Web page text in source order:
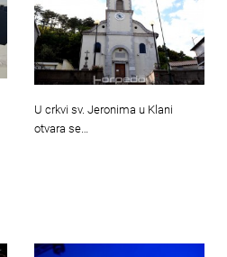
U crkvi sv. Jeronima u Klani
otvara se…